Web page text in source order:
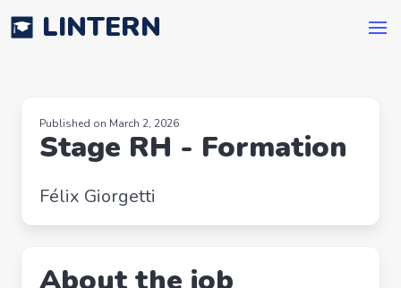
LINTERN
Published on March 2, 2026
Stage RH - Formation
Félix Giorgetti